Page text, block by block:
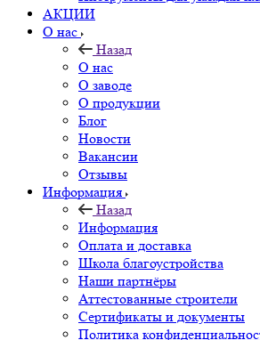
АКЦИИ
О нас
Назад
О нас
О заводе
О продукции
Блог
Новости
Вакансии
Отзывы
Информация
Назад
Информация
Оплата и доставка
Школа благоустройства
Наши партнёры
Аттестованные строители
Сертификаты и документы
Политика